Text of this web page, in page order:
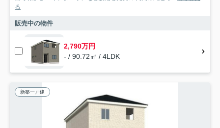
る
販売中の物件
2,790万円
- / 90.72㎡ / 4LDK
新築一戸建